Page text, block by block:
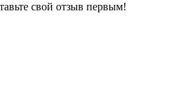
свой отзыв первым!